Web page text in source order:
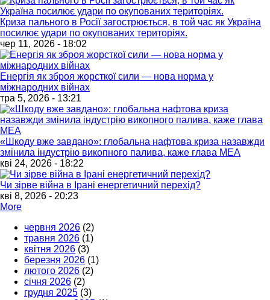
Криза пального в Росії загострюється, в той час як Україна
посилює удари по окупованих територіях.
чер 11, 2026 - 18:02
Енергія як зброя жорсткої сили — нова норма у
міжнародних війнах
тра 5, 2026 - 13:21
«Шкоду вже завдано»: глобальна нафтова криза назавжди
змінила індустрію викопного палива, каже глава МЕА
кві 24, 2026 - 18:22
Чи зірве війна в Ірані енергетичний перехід?
кві 8, 2026 - 20:23
More
червня 2026 (2)
травня 2026 (1)
квітня 2026 (3)
березня 2026 (1)
лютого 2026 (2)
січня 2026 (2)
грудня 2025 (3)